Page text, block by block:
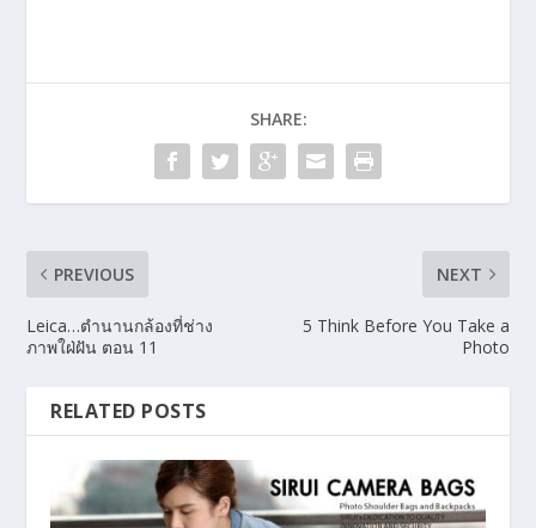
SHARE:
PREVIOUS
Leica…ตำนานกล้องที่ช่าง
ภาพใฝ่ฝัน ตอน 11
NEXT
5 Think Before You Take a
Photo
RELATED POSTS